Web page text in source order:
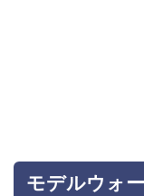
モデルウォ